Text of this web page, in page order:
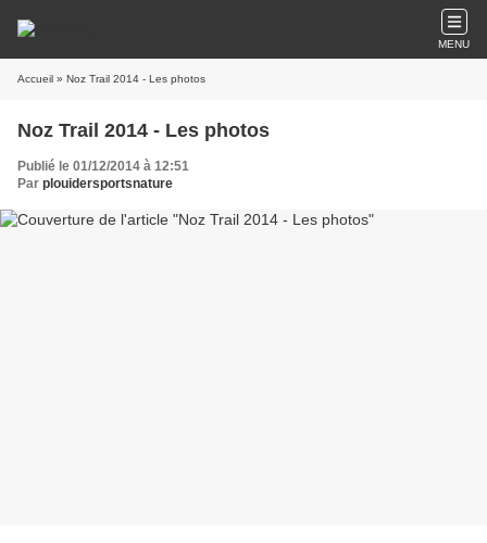
MENU
Accueil » Noz Trail 2014 - Les photos
Noz Trail 2014 - Les photos
Publié le 01/12/2014 à 12:51
Par plouidersportsnature